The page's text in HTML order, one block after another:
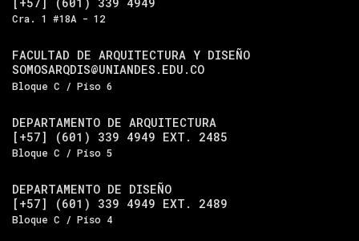
Cra. 1 #18A - 12
FACULTAD DE ARQUITECTURA Y DISEÑO
SOMOSARQDIS@UNIANDES.EDU.CO
Bloque C / Piso 6
DEPARTAMENTO DE ARQUITECTURA
[+57] (601) 339 4949 EXT. 2485
Bloque C / Piso 5
DEPARTAMENTO DE DISEÑO
[+57] (601) 339 4949 EXT. 2489
Bloque C / Piso 4